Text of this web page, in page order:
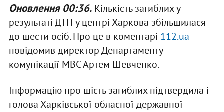
Оновлення 00:36.Кількість загиблих у
результаті ДТП у центрі Харкова збільшилася
до шести осіб. Про це в коментарі 112.ua
повідомив директор Департаменту
комунікації МВС Артем Шевченко.
Інформацію про шість загиблих підтвердила і
голова Харківської обласної державної